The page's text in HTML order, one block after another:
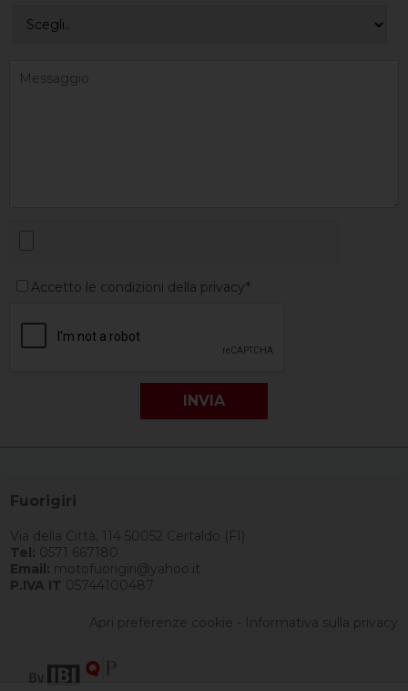
Accetto le condizioni della privacy*
Fuorigiri
Via della Città, 114 50052 Certaldo (FI)
Tel: 0571 667180
Email: motofuorigiri@yahoo.it
P.IVA IT 05744100487
Apri preferenze cookie - Informativa sulla privacy